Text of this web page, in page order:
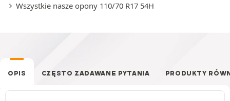
Wszystkie nasze opony 110/70 R17 54H
OPIS CZĘSTO ZADAWANE PYTANIA PRODUKTY